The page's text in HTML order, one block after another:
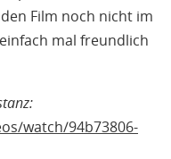
Film noch nicht im
mal freundlich
watch/94b73806-